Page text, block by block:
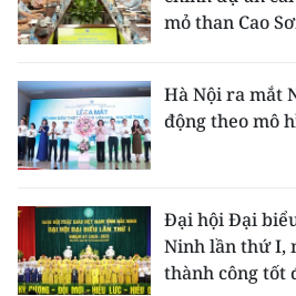
mỏ than Cao
Hà Nội ra mắt
động theo mô
Đại hội Đại
Ninh lần thứ I,
thành công tốt